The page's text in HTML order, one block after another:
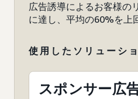
広告誘導によるお客様の
に達し、平均の60%を上
使用したソリューシ
スポンサー広